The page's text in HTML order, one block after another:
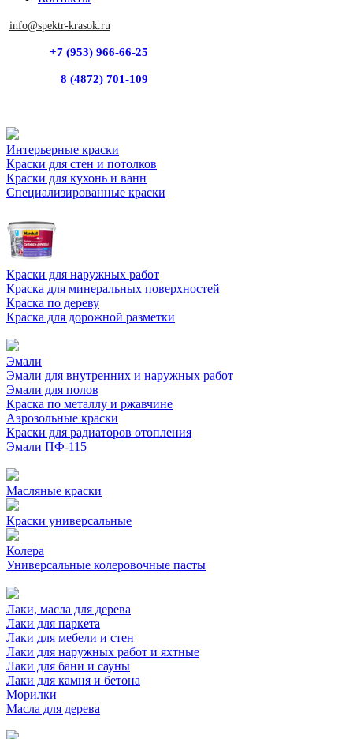
info@spektr-krasok.ru
+7 (953) 966-66-25
8 (4872) 701-109
Интерьерные краски
Краски для стен и потолков
Краски для кухонь и ванн
Специализированные краски
Краски для наружных работ
Краска для минеральных поверхностей
Краска по дереву
Краска для дорожной разметки
Эмали
Эмали для внутренних и наружных работ
Эмали для полов
Краска по металлу и ржавчине
Аэрозольные краски
Краски для радиаторов отопления
Эмали ПФ-115
Масляные краски
Краски универсальные
Колера
Универсальные колеровочные пасты
Лаки, масла для дерева
Лаки для паркета
Лаки для мебели и стен
Лаки для наружных работ и яхтные
Лаки для бани и сауны
Лаки для камня и бетона
Морилки
Масла для дерева